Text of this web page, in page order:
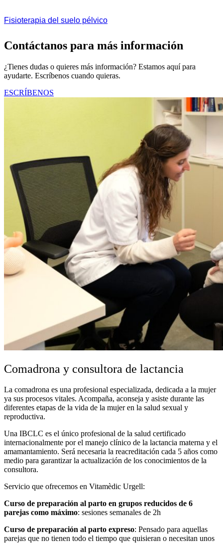
Fisioterapia del suelo pélvico
Contáctanos para más información
¿Tienes dudas o quieres más información? Estamos aquí para
ayudarte. Escríbenos cuando quieras.
ESCRÍBENOS
Comadrona y consultora de lactancia
La comadrona es una profesional especializada, dedicada a la mujer
ya sus procesos vitales. Acompaña, aconseja y asiste durante las
diferentes etapas de la vida de la mujer en la salud sexual y
reproductiva.
Una IBCLC es el único profesional de la salud certificado
internacionalmente por el manejo clínico de la lactancia materna y el
amamantamiento. Será necesaria la reacreditación cada 5 años como
medio para garantizar la actualización de los conocimientos de la
consultora.
Servicio que ofrecemos en Vitamèdic Urgell:
Curso de preparación al parto en grupos reducidos de 6
parejas como máximo: sesiones semanales de 2h
Curso de preparación al parto expreso: Pensado para aquellas
parejas que no tienen todo el tiempo que quisieran o necesitan unos